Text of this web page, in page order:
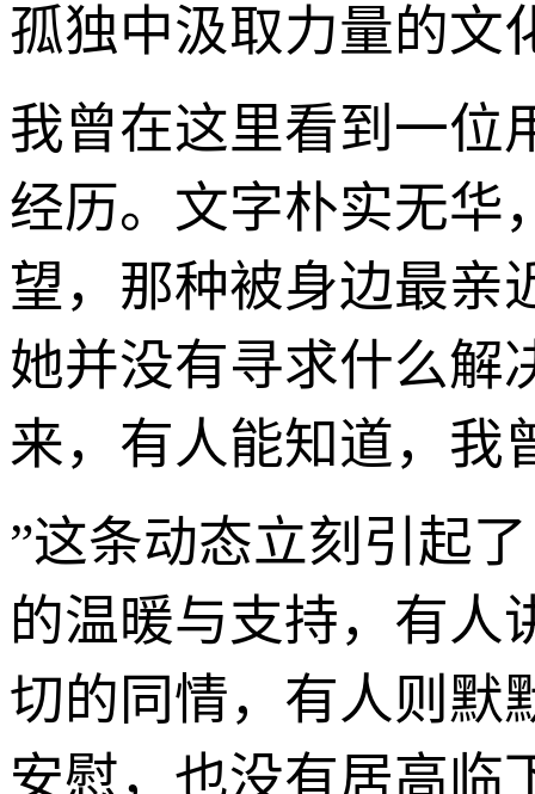
孤独中汲取力量的文
我曾在这里看到一位
经历。文字朴实无华
望，那种被身边最亲
她并没有寻求什么解
来，有人能知道，我
”这条动态立刻引起
的温暖与支持，有人
切的同情，有人则默
安慰，也没有居高临